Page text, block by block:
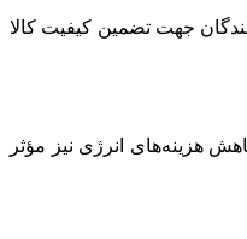
جهت تضمین کیفیت کالا
هزینه‌های انرژی نیز مؤثر